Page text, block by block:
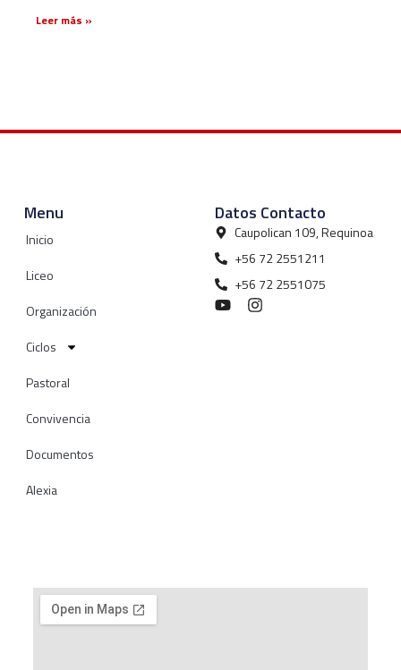
Leer más »
Menu
Inicio
Liceo
Organización
Ciclos
Pastoral
Convivencia
Documentos
Alexia
Datos Contacto
Caupolican 109, Requinoa
+56 72 2551211
+56 72 2551075